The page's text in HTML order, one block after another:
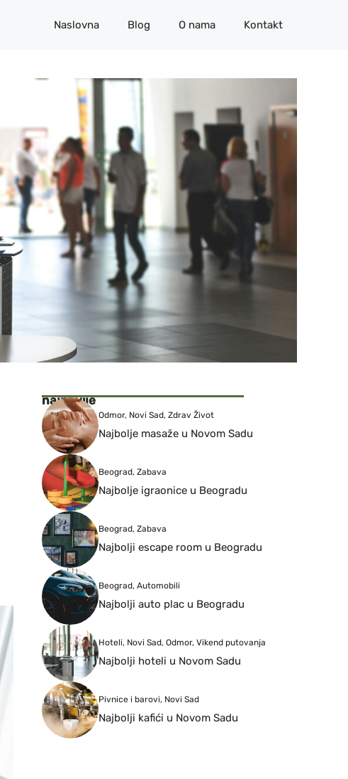
Naslovna Blog O nama Kontakt
najnovije
Odmor, Novi Sad, Zdrav Život
Najbolje masaže u Novom Sadu
Beograd, Zabava
Najbolje igraonice u Beogradu
Beograd, Zabava
Najbolji escape room u Beogradu
Beograd, Automobili
Najbolji auto plac u Beogradu
Hoteli, Novi Sad, Odmor, Vikend putovanja
Najbolji hoteli u Novom Sadu
Pivnice i barovi, Novi Sad
Najbolji kafići u Novom Sadu